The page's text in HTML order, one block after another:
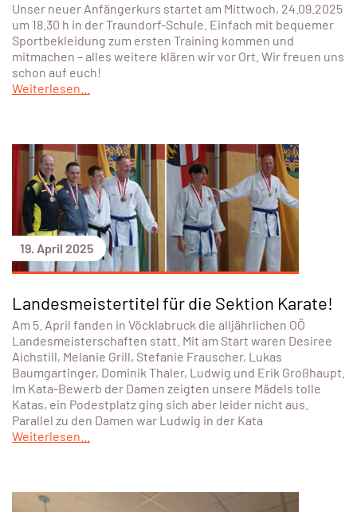
Unser neuer Anfängerkurs startet am Mittwoch, 24.09.2025
um 18.30 h in der Traundorf-Schule. Einfach mit bequemer
Sportbekleidung zum ersten Training kommen und
mitmachen – alles weitere klären wir vor Ort. Wir freuen uns
schon auf euch!
Weiterlesen...
19. April 2025
Landesmeistertitel für die Sektion Karate!
Am 5. April fanden in Vöcklabruck die alljährlichen OÖ
Landesmeisterschaften statt. Mit am Start waren Desiree
Aichstill, Melanie Grill, Stefanie Frauscher, Lukas
Baumgartinger, Dominik Thaler, Ludwig und Erik Großhaupt.
Im Kata-Bewerb der Damen zeigten unsere Mädels tolle
Katas, ein Podestplatz ging sich aber leider nicht aus.
Parallel zu den Damen war Ludwig in der Kata
Weiterlesen...